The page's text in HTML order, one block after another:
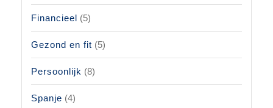
Financieel (5)
Gezond en fit (5)
Persoonlijk (8)
Spanje (4)